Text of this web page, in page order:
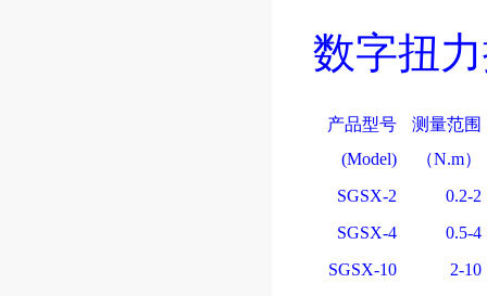
数字扭
产品型号
(Model)
测量范围
（N.m）
SGSX-2
0.2-2
SGSX-4
0.5-4
SGSX-10
2-10